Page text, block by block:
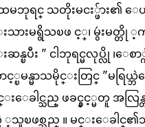
မဘုရင္ သတိုးမငး္ဖ်ား၏ ေ
သားမရွိသၿဖ င့္၊ မွဴးမတ္တို
ဆန္ၿပီး " ငါဘုရင္မလုပ္လို ၊
င့္ၿမန္မာသမိုင္းတြင္ "မရြ
းေခါင္သည္ ဖခင္နွင့္မတူ အလြန္
သူၿဖစ္သည္ ။ မင္းေခါင္၏